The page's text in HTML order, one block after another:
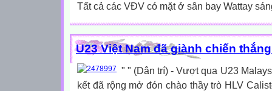
Tất cả các VĐV có mặt ở sân bay Wattay
U23 Việt Nam đã giành chiến
" " (Dân trí) - Vượt qua U23
kết đã rộng mở đón chào thầy trò HLV